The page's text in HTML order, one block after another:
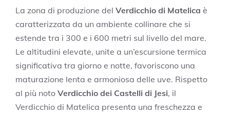
La zona di produzione del Verdicchio di Matelica è
caratterizzata da un ambiente collinare che si
estende tra i 300 e i 600 metri sul livello del mare.
Le altitudini elevate, unite a un’escursione termica
significativa tra giorno e notte, favoriscono una
maturazione lenta e armoniosa delle uve. Rispetto
al più noto Verdicchio dei Castelli di Jesi, il
Verdicchio di Matelica presenta una freschezza e